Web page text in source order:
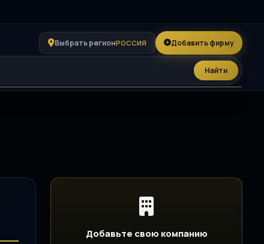
Найти
Выбрать регионРОССИЯ Добавить фирму
Добавьте свою компанию